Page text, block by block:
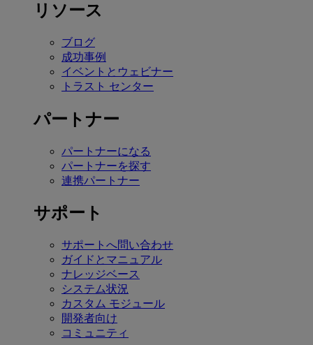
リソース
ブログ
成功事例
イベントとウェビナー
トラスト センター
パートナー
パートナーになる
パートナーを探す
連携パートナー
サポート
サポートへ問い合わせ
ガイドとマニュアル
ナレッジベース
システム状況
カスタム モジュール
開発者向け
コミュニティ